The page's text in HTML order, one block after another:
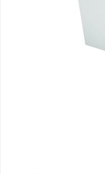
Filtre à charbon actif
Installation
Installation facilitée